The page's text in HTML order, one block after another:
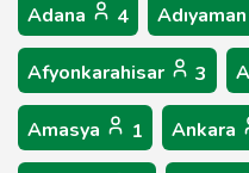
Adana 4 Adıyaman
Afyonkarahisar 3
Amasya 1 Ankara